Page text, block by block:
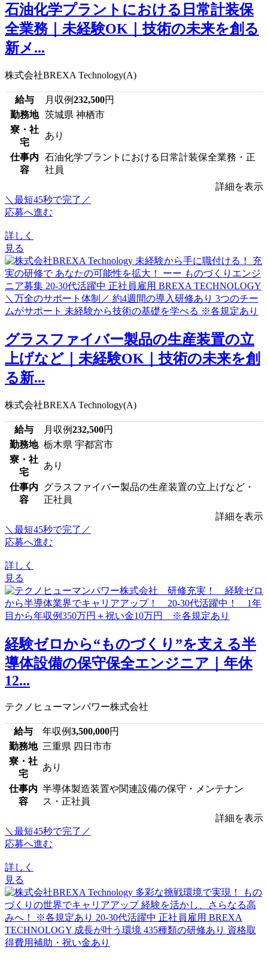
石油化学プラントにおける日常計装保
全業務｜未経験OK｜技術の未来を創る
新メ...
株式会社BREXA Technology(A)
給与 月収例232,500円
勤務地 茨城県 神栖市
寮・社
宅
あり
仕事内
容
石油化学プラントにおける日常計装保全業務・正
社員
詳細を表示
＼最短45秒で完了／
応募へ進む
詳しく
見る
グラスファイバー製品の生産装置の立
上げなど｜未経験OK｜技術の未来を創
る新...
株式会社BREXA Technology(A)
給与 月収例232,500円
勤務地 栃木県 宇都宮市
寮・社
宅
あり
仕事内
容
グラスファイバー製品の生産装置の立上げなど・
正社員
詳細を表示
＼最短45秒で完了／
応募へ進む
詳しく
見る
経験ゼロから“ものづくり”を支える半
導体設備の保守保全エンジニア｜年休
12...
テクノヒューマンパワー株式会社
給与 年収例3,500,000円
勤務地 三重県 四日市市
寮・社
宅
あり
仕事内
容
半導体製造装置や関連設備の保守・メンテナン
ス・正社員
詳細を表示
＼最短45秒で完了／
応募へ進む
詳しく
見る